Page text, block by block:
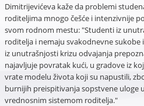
Dimitrijevićeva kaže da problemi
roditeljima mnogo češće i intenzivnije
svom rodnom mestu: "Studenti iz
roditelja i nemaju svakodnevne
iz unutrašnjosti krizu odvajanja
najavljuje povratak kući, u gradove iz
vrate modelu života koji su napustili,
burnijih preispitivanja sopstvene uloge
vrednosnim sistemom roditelja."